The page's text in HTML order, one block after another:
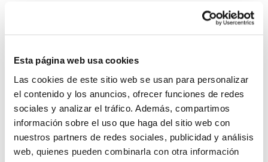
Esta página web usa cookies
Las cookies de este sitio web se usan para personalizar
el contenido y los anuncios, ofrecer funciones de redes
sociales y analizar el tráfico. Además, compartimos
información sobre el uso que haga del sitio web con
nuestros partners de redes sociales, publicidad y análisis
web, quienes pueden combinarla con otra información
Clasificatoria, el paso previo para aspirar a estar en la
Fase Final para ascender a Liga Femenina-2.
haber obtenido la clasificación sin haber perdido
A Quimialmel Castellón, Ros Casares Valencia y NBF
Castelló.
En el Grupo B,Meliá Alicante-Akra
Leukatermina como líder, seguido de